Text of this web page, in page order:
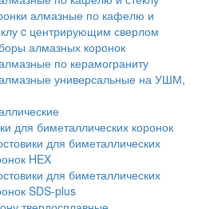
алмазные по кафелю и
c центрирующим сверлом
алмазных коронок
по керамограниту
универсальные на УШМ,
для биметаллических коронок
для биметаллических
HEX
для биметаллических
SDS-plus